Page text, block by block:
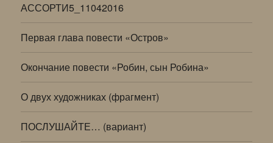
АССОРТИ5_11042016
Первая глава повести «Остров»
Окончание повести «Робин, сын Робина»
О двух художниках (фрагмент)
ПОСЛУШАЙТЕ… (вариант)